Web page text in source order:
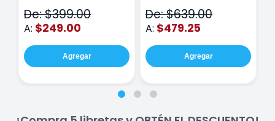
De: $399.00
A: $249.00
Agregar
De: $639.00
A: $479.25
Agregar